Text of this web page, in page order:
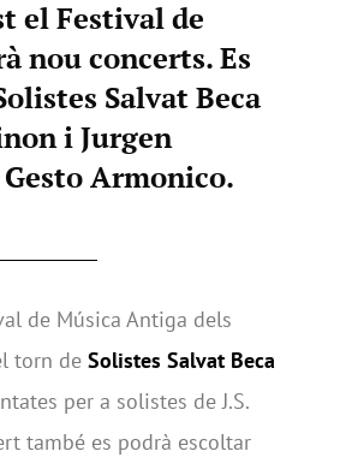
el Festival de
nou concerts. Es
Salvat Beca
i Jurgen
Armonico.
de Música Antiga dels
torn de Solistes Salvat Beca
per a solistes de J.S.
també es podrà escoltar